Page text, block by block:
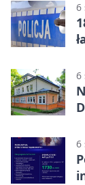
6
6
6